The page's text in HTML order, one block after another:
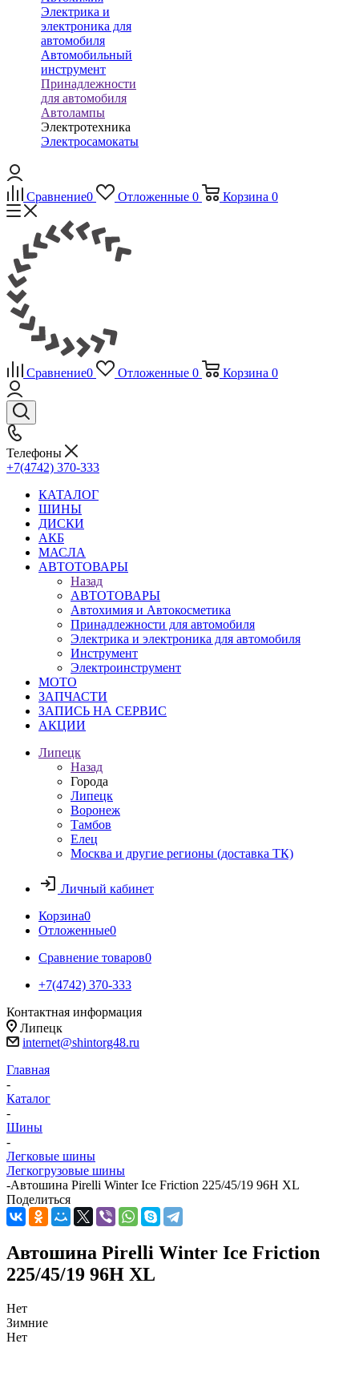
Электрика и
электроника для
автомобиля
Автомобильный
инструмент
Принадлежности
для автомобиля
Автолампы
Электротехника
Электросамокаты
Сравнение0 Отложенные 0 Корзина 0
Сравнение0 Отложенные 0 Корзина 0
Телефоны
+7(4742) 370-333
КАТАЛОГ
ШИНЫ
ДИСКИ
АКБ
МАСЛА
АВТОТОВАРЫ
Назад
АВТОТОВАРЫ
Автохимия и Автокосметика
Принадлежности для автомобиля
Электрика и электроника для автомобиля
Инструмент
Электроинструмент
МОТО
ЗАПЧАСТИ
ЗАПИСЬ НА СЕРВИС
АКЦИИ
Липецк
Назад
Города
Липецк
Воронеж
Тамбов
Елец
Москва и другие регионы (доставка ТК)
Личный кабинет
Корзина0
Отложенные0
Сравнение товаров0
+7(4742) 370-333
Контактная информация
Липецк
internet@shintorg48.ru
Главная
-
Каталог
-
Шины
-
Легковые шины
Легкогрузовые шины
-Автошина Pirelli Winter Ice Friction 225/45/19 96H XL
Поделиться
Автошина Pirelli Winter Ice Friction
225/45/19 96H XL
Нет
Зимние
Нет